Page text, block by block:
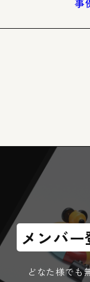
事
メンバ
どなた様でも